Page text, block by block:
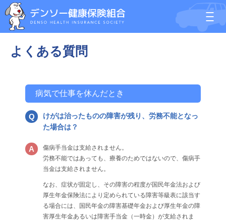
よくある質問
病気で仕事を休んだとき
けがは治ったものの障害が残り、労務不能となっ
た場合は？
傷病手当金は支給されません。
労務不能ではあっても、療養のためではないので、傷病手
当金は支給されません。
なお、症状が固定し、その障害の程度が国民年金法および
厚生年金保険法により定められている障害等級表に該当す
る場合には、国民年金の障害基礎年金および厚生年金の障
害厚生年金あるいは障害手当金（一時金）が支給されま